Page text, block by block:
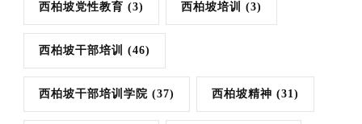
西柏坡党性教育 (3) 西柏坡培训 (3)
西柏坡干部培训 (46)
西柏坡干部培训学院 (37) 西柏坡精神 (31)